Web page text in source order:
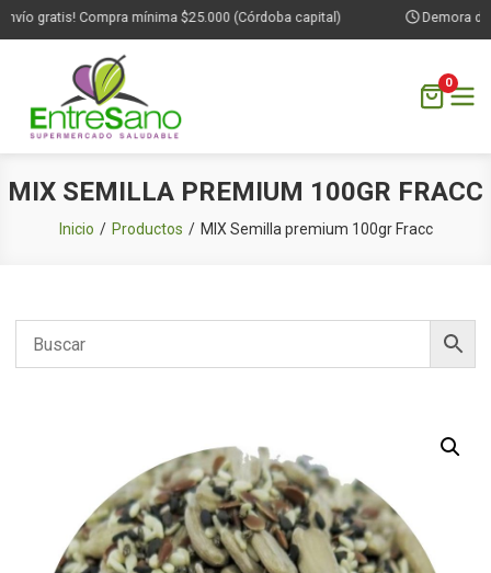
gratis! Compra mínima $25.000 (Córdoba capital) Demora de
contenido
0
MIX SEMILLA PREMIUM 100GR FRACC
Inicio Productos MIX Semilla premium 100gr Fracc